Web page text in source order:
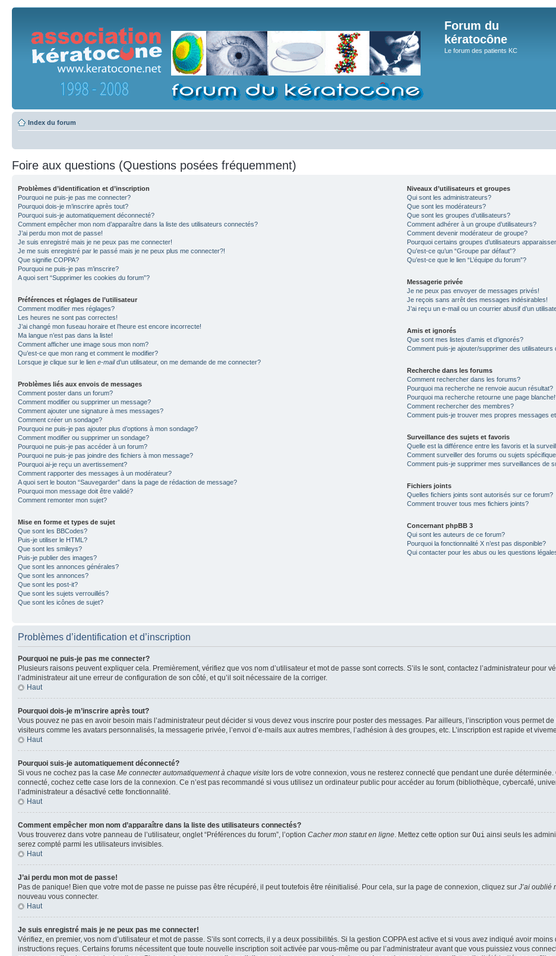
Forum du
kératocône
Le forum des patients KC
Index du forum
Foire aux questions (Questions posées fréquemment)
Problèmes d’identification et d’inscription
Pourquoi ne puis-je pas me connecter?
Pourquoi dois-je m’inscrire après tout?
Pourquoi suis-je automatiquement déconnecté?
Comment empêcher mon nom d’apparaître dans la liste des utilisateurs connectés?
J’ai perdu mon mot de passe!
Je suis enregistré mais je ne peux pas me connecter!
Je me suis enregistré par le passé mais je ne peux plus me connecter?!
Que signifie COPPA?
Pourquoi ne puis-je pas m’inscrire?
A quoi sert “Supprimer les cookies du forum”?
Préférences et réglages de l’utilisateur
Comment modifier mes réglages?
Les heures ne sont pas correctes!
J’ai changé mon fuseau horaire et l’heure est encore incorrecte!
Ma langue n’est pas dans la liste!
Comment afficher une image sous mon nom?
Qu’est-ce que mon rang et comment le modifier?
Lorsque je clique sur le lien e-maild’un utilisateur, on me demande de me connecter?
Problèmes liés aux envois de messages
Comment poster dans un forum?
Comment modifier ou supprimer un message?
Comment ajouter une signature à mes messages?
Comment créer un sondage?
Pourquoi ne puis-je pas ajouter plus d’options à mon sondage?
Comment modifier ou supprimer un sondage?
Pourquoi ne puis-je pas accéder à un forum?
Pourquoi ne puis-je pas joindre des fichiers à mon message?
Pourquoi ai-je reçu un avertissement?
Comment rapporter des messages à un modérateur?
A quoi sert le bouton “Sauvegarder” dans la page de rédaction de message?
Pourquoi mon message doit être validé?
Comment remonter mon sujet?
Mise en forme et types de sujet
Que sont les BBCodes?
Puis-je utiliser le HTML?
Que sont les smileys?
Puis-je publier des images?
Que sont les annonces générales?
Que sont les annonces?
Que sont les post-it?
Que sont les sujets verrouillés?
Que sont les icônes de sujet?
Niveaux d’utilisateurs et groupes
Qui sont les administrateurs?
Que sont les modérateurs?
Que sont les groupes d’utilisateurs?
Comment adhérer à un groupe d’utilisateurs?
Comment devenir modérateur de groupe?
Pourquoi certains groupes d’utilisateurs
Qu’est-ce qu’un “Groupe par défaut”?
Qu’est-ce que le lien “L’équipe du forum”?
Messagerie privée
Je ne peux pas envoyer de messages privés!
Je reçois sans arrêt des messages indésirables!
J’ai reçu un e-mail ou un courrier abusif d’un
Amis et ignorés
Que sont mes listes d’amis et d’ignorés?
Comment puis-je ajouter/supprimer des utilisateurs
Recherche dans les forums
Comment rechercher dans les forums?
Pourquoi ma recherche ne renvoie aucun résultat?
Pourquoi ma recherche retourne une page
Comment rechercher des membres?
Comment puis-je trouver mes propres messages
Surveillance des sujets et favoris
Quelle est la différence entre les favoris et la
Comment surveiller des forums ou sujets
Comment puis-je supprimer mes surveillances de
Fichiers joints
Quelles fichiers joints sont autorisés sur ce forum?
Comment trouver tous mes fichiers joints?
Concernant phpBB 3
Qui sont les auteurs de ce forum?
Pourquoi la fonctionnalité X n’est pas disponible?
Qui contacter pour les abus ou les questions
Problèmes d’identification et d’inscription
Pourquoi ne puis-je pas me connecter?
Plusieurs raisons peuvent expliquer cela. Premièrement, vérifiez que vos nom d’utilisateur et mot de passe sont corrects. S’ils le sont, contactez l’administrateur pour
l’administrateur ait une erreur de configuration de son côté, et qu’il soit nécessaire de la corriger.
Haut
Pourquoi dois-je m’inscrire après tout?
Vous pouvez ne pas en avoir besoin mais l’administrateur peut décider si vous devez vous inscrire pour poster des messages. Par ailleurs, l’inscription vous permet
visiteurs comme les avatars personnalisés, la messagerie privée, l’envoi d’e-mails aux autres membres, l’adhésion à des groupes, etc. L’inscription est rapide et
Haut
Pourquoi suis-je automatiquement déconnecté?
Si vous ne cochez pas la case Me connecter automatiquement à chaque visite lors de votre connexion, vous ne resterez connecté que pendant une durée
connecté, cochez cette case lors de la connexion. Ce n’est pas recommandé si vous utilisez un ordinateur public pour accéder au forum (bibliothèque, cybercafé,
l’administrateur a désactivé cette fonctionnalité.
Haut
Comment empêcher mon nom d’apparaître dans la liste des utilisateurs connectés?
Vous trouverez dans votre panneau de l’utilisateur, onglet “Préférences du forum”, l’option Cacher mon statut en ligne. Mettez cette option sur Oui ainsi seuls les
serez compté parmi les utilisateurs invisibles.
Haut
J’ai perdu mon mot de passe!
Pas de panique! Bien que votre mot de passe ne puisse pas être récupéré, il peut toutefois être réinitialisé. Pour cela, sur la page de connexion, cliquez sur J’ai oublié
nouveau vous connecter.
Haut
Je suis enregistré mais je ne peux pas me connecter!
Vérifiez, en premier, vos nom d’utilisateur et mot de passe. S’ils sont corrects, il y a deux possibilités. Si la gestion COPPA est active et si vous avez indiqué avoir
instructions reçues. Certains forums nécessitent que toute nouvelle inscription soit activée par vous-même ou par l’administrateur avant que vous puissiez vous